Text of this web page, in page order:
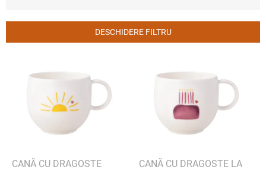
r
DESCHIDERE FILTRU
CANĂ CU DRAGOSTE
CANĂ CU DRAGOSTE LA